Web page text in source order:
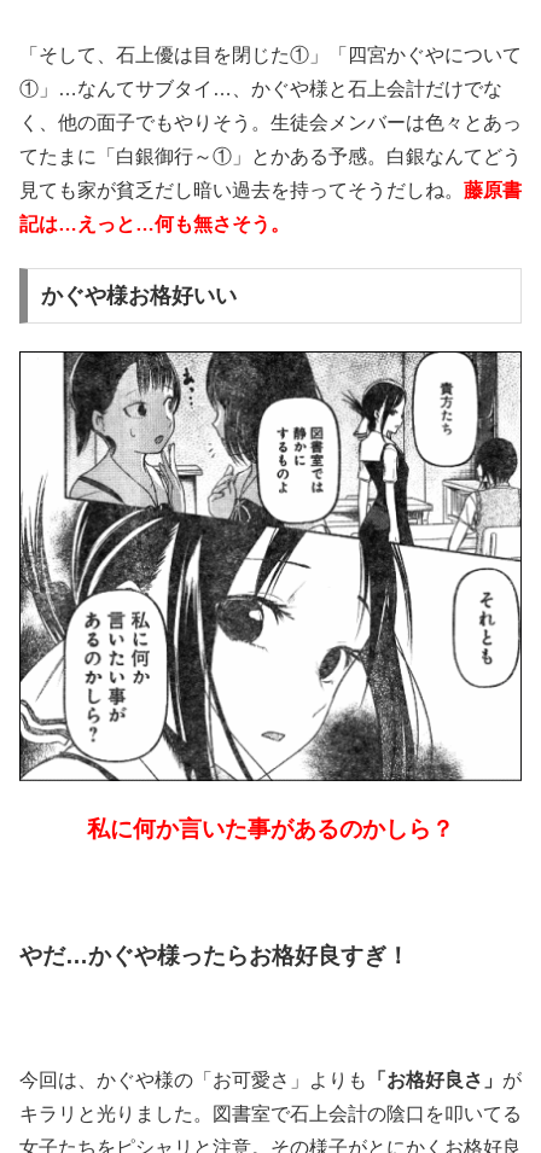
「そして、石上優は目を閉じた①」「四宮かぐやについて
①」…なんてサブタイ…、かぐや様と石上会計だけでな
く、他の面子でもやりそう。生徒会メンバーは色々とあっ
てたまに「白銀御行～①」とかある予感。白銀なんてどう
見ても家が貧乏だし暗い過去を持ってそうだしね。 藤原書
記は…えっと…何も無さそう。
かぐや様お格好いい
私に何か言いた事があるのかしら？
やだ…かぐや様ったらお格好良すぎ！
今回は、かぐや様の「お可愛さ」よりも 「お格好良さ」 が
キラリと光りました。図書室で石上会計の陰口を叩いてる
女子たちをピシャリと注意。その様子がとにかくお格好良